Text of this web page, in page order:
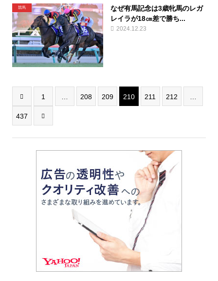
競馬
なぜ有馬記念は3歳牝馬のレガ
レイラが18㎝差で勝ち...
2024.12.23
 1 208 209 210 211 212
437 